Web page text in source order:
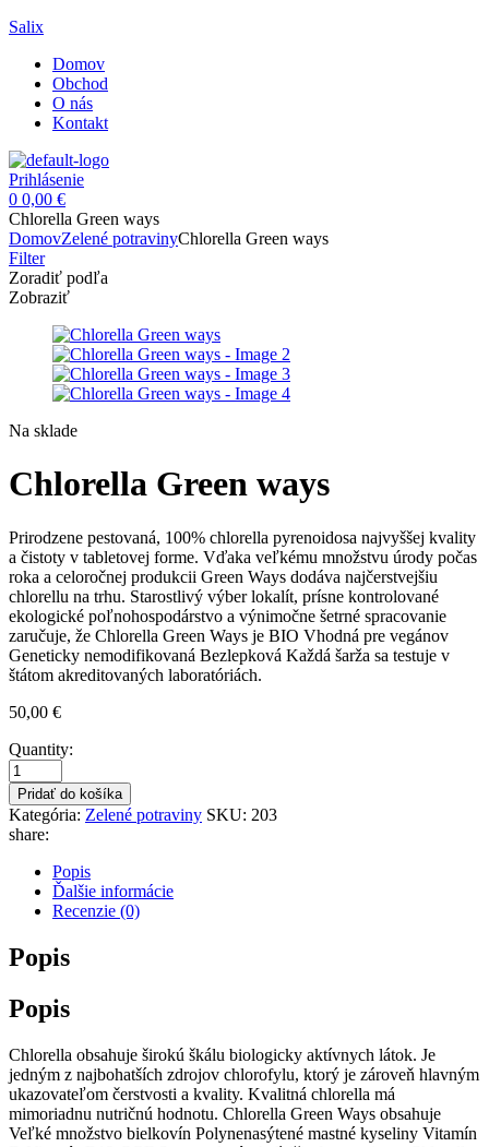
Salix
Domov
Obchod
O nás
Kontakt
Menu
Prihlásenie
0 0,00 €
Chlorella Green ways
DomovZelené potravinyChlorella Green ways
Filter
Zoradiť podľa
Zobraziť
Availability:
Na sklade
Chlorella Green ways
Prirodzene pestovaná, 100% chlorella pyrenoidosa najvyššej kvality
a čistoty v tabletovej forme. Vďaka veľkému množstvu úrody počas
roka a celoročnej produkcii Green Ways dodáva najčerstvejšiu
chlorellu na trhu. Starostlivý výber lokalít, prísne kontrolované
ekologické poľnohospodárstvo a výnimočne šetrné spracovanie
zaručuje, že Chlorella Green Ways je BIO Vhodná pre vegánov
Geneticky nemodifikovaná Bezlepková Každá šarža sa testuje v
štátom akreditovaných laboratóriách.
50,00 €
Quantity:
Pridať do košíka
Kategória: Zelené potraviny SKU: 203
share:
Popis
Ďalšie informácie
Recenzie (0)
Popis
Popis
Chlorella obsahuje širokú škálu biologicky aktívnych látok. Je
jedným z najbohatších zdrojov chlorofylu, ktorý je zároveň hlavným
ukazovateľom čerstvosti a kvality. Kvalitná chlorella má
mimoriadnu nutričnú hodnotu. Chlorella Green Ways obsahuje
Veľké množstvo bielkovín Polynenasýtené mastné kyseliny Vitamín